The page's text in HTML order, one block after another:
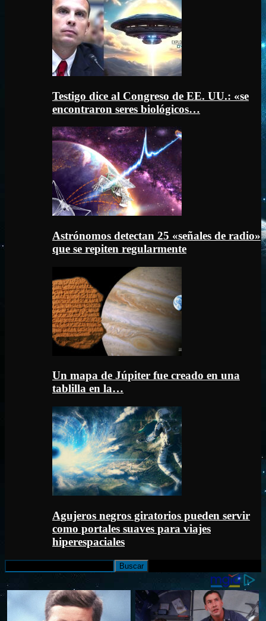
Testigo dice al Congreso de EE. UU.: «se
encontraron seres biológicos…
Astrónomos detectan 25 «señales de radio»
que se repiten regularmente
Un mapa de Júpiter fue creado en una
tablilla en la…
Agujeros negros giratorios pueden servir
como portales suaves para viajes
hiperespaciales